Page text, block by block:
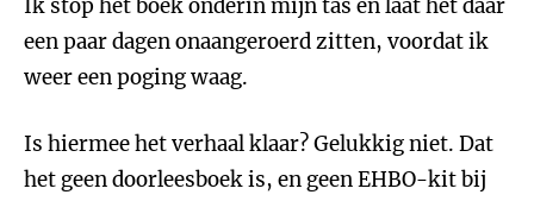
Ik stop het boek onderin mijn tas en laat het daar
een paar dagen onaangeroerd zitten, voordat ik
weer een poging waag.
Is hiermee het verhaal klaar? Gelukkig niet. Dat
het geen doorleesboek is, en geen EHBO-kit bij